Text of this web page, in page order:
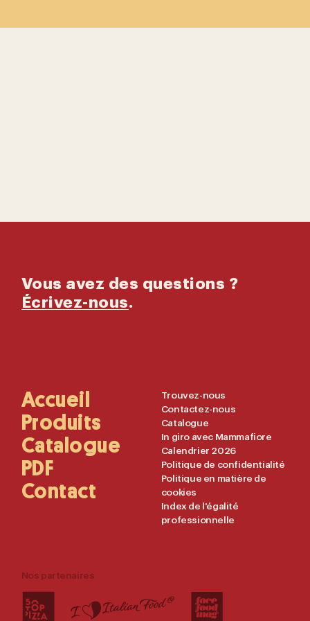
Vous avez des questions ?
Écrivez-nous.
Main
Navigation
Accueil
Produits
Catalogue
PDF
Contact
Useful
Links
Trouvez-nous
Contactez-nous
Catalogue
In giro avec Mammafiore
Calendrier 2026
Politique de confidentialité
Politique en matière de
cookies
Index de l'égalité
professionnelle
Nos partenaires